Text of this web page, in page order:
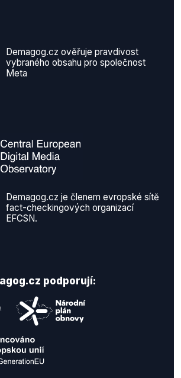
Demagog.cz ověřuje pravdivost
vybraného obsahu pro společnost
Meta
Demagog.cz je členem evropské sítě
fact-checkingových organizací
EFCSN.
podporují: